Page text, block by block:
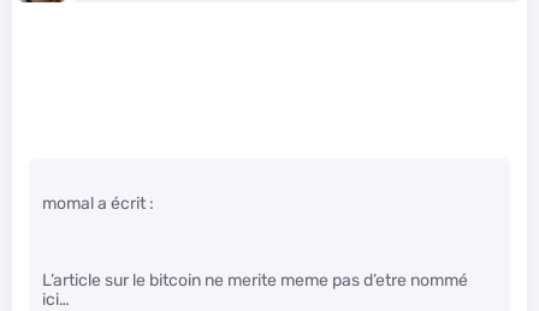
momal a écrit :
L’article sur le bitcoin ne merite meme pas d’etre nommé
ici…